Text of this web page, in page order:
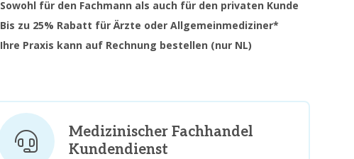
Sowohl für den Fachmann als auch für den privaten Kunde
Bis zu 25% Rabatt für Ärzte oder Allgemeinmediziner*
Ihre Praxis kann auf Rechnung bestellen (nur NL)
Medizinischer Fachhandel
Kundendienst